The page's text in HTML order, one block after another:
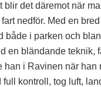
blir det däremot när
nedför. Med en bred
både i parken och
en bländande teknik,
han i Ravinen när
full kontroll, tog luft,